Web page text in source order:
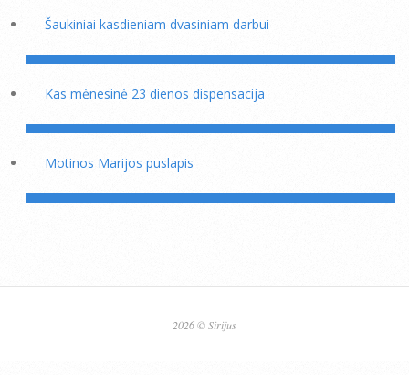
Šaukiniai kasdieniam dvasiniam darbui
Kas mėnesinė 23 dienos dispensacija
Motinos Marijos puslapis
2026 © Sirijus